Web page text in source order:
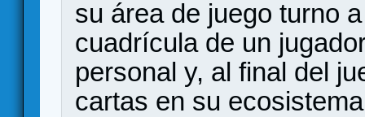
su área de juego turno
cuadrícula de un
personal y, al final del
cartas en su